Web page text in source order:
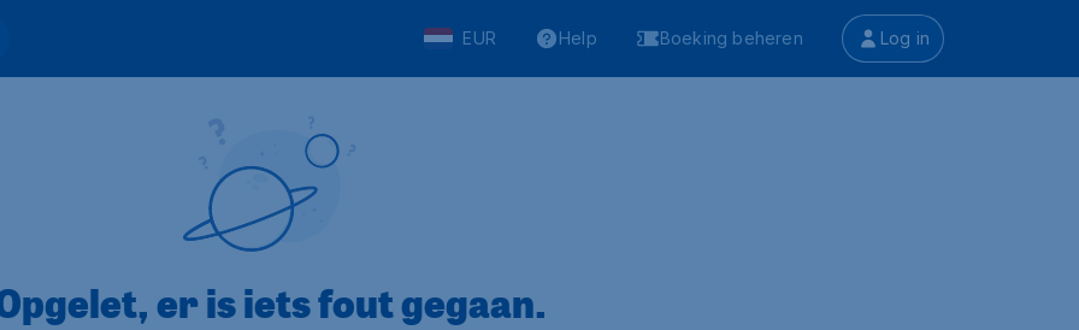
EUR Help Boeking beheren Log in
er is iets fout gegaan.